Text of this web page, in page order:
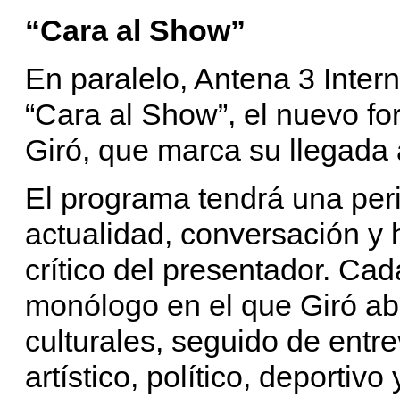
“Cara al Show”
En paralelo, Antena 3
“Cara al Show”, el nuevo
Giró, que marca su llegada
El programa tendrá una
actualidad, conversación y
crítico del presentador.
monólogo en el que Giró
culturales, seguido de
artístico, político, deportivo